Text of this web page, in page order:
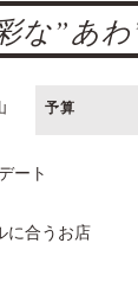
な”あわ
予算
ート
に合うお店